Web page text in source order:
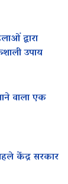
द्वारा
उपाय‌
वाला एक
केंद्र सरकार